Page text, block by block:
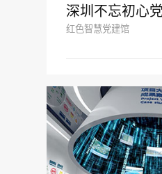
深圳不忘初心
红色智慧党建馆